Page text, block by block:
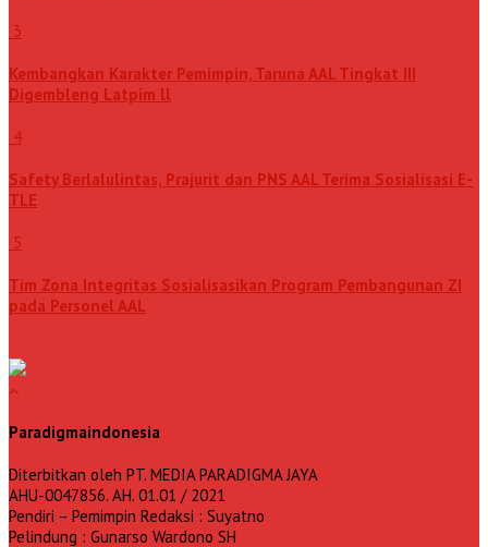
3
Kembangkan Karakter Pemimpin, Taruna AAL Tingkat III
Digembleng Latpim ll
4
Safety Berlalulintas, Prajurit dan PNS AAL Terima Sosialisasi E-
TLE
5
Tim Zona Integritas Sosialisasikan Program Pembangunan ZI
pada Personel AAL
Paradigmaindonesia
Diterbitkan oleh PT. MEDIA PARADIGMA JAYA
AHU-0047856. AH. 01.01 / 2021
Pendiri – Pemimpin Redaksi : Suyatno
Pelindung : Gunarso Wardono SH